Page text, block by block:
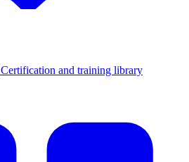
Certification and training library